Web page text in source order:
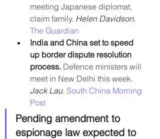
meeting Japanese diplomat,
claim family. Helen Davidson.
The Guardian
India and China set to speed
up border dispute resolution
process. Defence ministers will
meet in New Delhi this week.
Jack Lau. South China Morning
Post
Pending amendment to
espionage law expected to